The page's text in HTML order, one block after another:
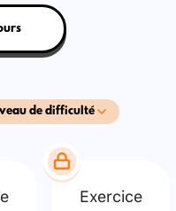
de difficulté
Exercice